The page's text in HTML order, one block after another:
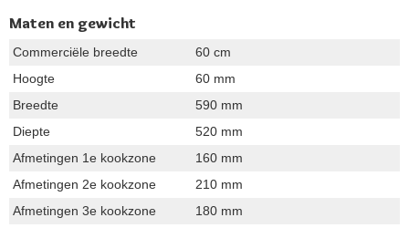
Maten en gewicht
Commerciële breedte
60 cm
Hoogte
60 mm
Breedte
590 mm
Diepte
520 mm
Afmetingen 1e kookzone
160 mm
Afmetingen 2e kookzone
210 mm
Afmetingen 3e kookzone
180 mm